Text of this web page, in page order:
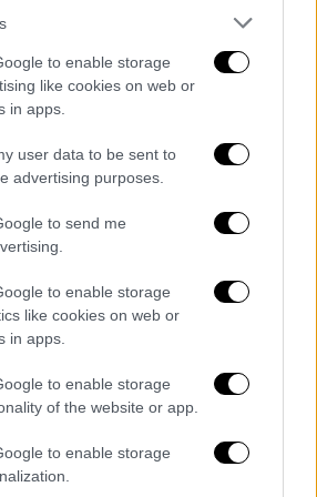
to enable storage
like cookies on web or
in apps.
user data to be sent to
advertising purposes.
to send me
to enable storage
like cookies on web or
in apps.
to enable storage
of the website or app.
to enable storage
video
το 1967 και η φήμη
τη δεκαετία του 1970,
από 100 εκατομμύρια
ήταν και ντράμερ του
1975. Οι σκληροπυρηνικοί
δεν θα σταματήσουν ποτέ